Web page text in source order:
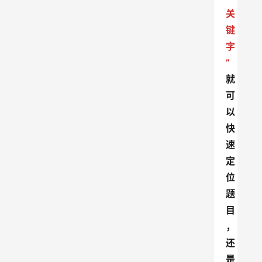
关
键
字
”
就
可
以
快
速
定
位
题
目
，
还
是